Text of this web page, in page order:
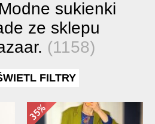
sukienki
ze sklepu
(1158)
FILTRY